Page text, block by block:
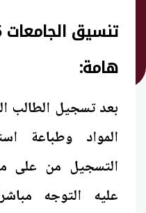
هامة:
بعد تسجيل الطالب
المواد وطباعة
التسجيل من على
عليه التوجه